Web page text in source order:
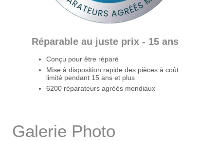
Réparable au juste prix - 15 ans
Conçu pour être réparé
Mise à disposition rapide des pièces à coût
limité pendant 15 ans et plus
6200 réparateurs agréés mondiaux
Galerie Photo